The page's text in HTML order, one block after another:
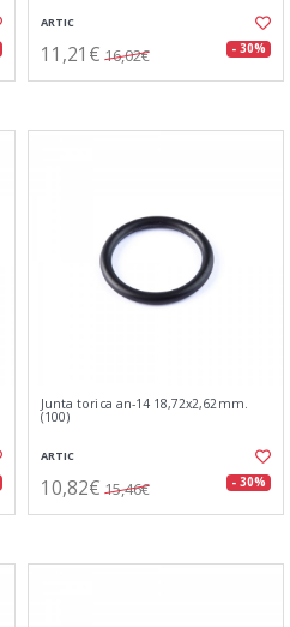
ARTIC
11,21€ 16,02€ - 30%
Junta torica an-14 18,72x2,62mm.
(100)
ARTIC
10,82€ 15,46€ - 30%